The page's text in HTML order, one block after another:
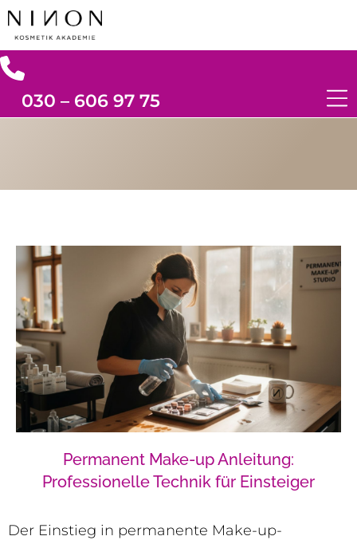
030 – 606 97 75
Permanent Make-up Anleitung:
Professionelle Technik für Einsteiger
Der Einstieg in permanente Make-up-